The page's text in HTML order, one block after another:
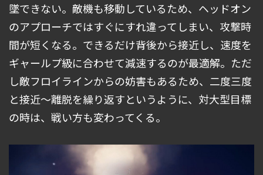
墜できない。敵機も移動しているため、ヘッドオン
のアプローチではすぐにすれ違ってしまい、攻撃時
間が短くなる。できるだけ背後から接近し、速度を
ギャールプ級に合わせて減速するのが最適解。ただ
し敵フロイラインからの妨害もあるため、二度三度
と接近～離脱を繰り返すというように、対大型目標
の時は、戦い方も変わってくる。